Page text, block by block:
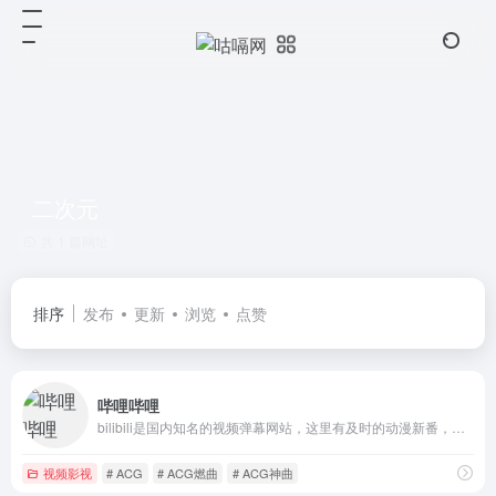
排序 发布 更新 浏览 点赞
哔哩哔哩
视频影视 # ACG # ACG燃曲 # ACG神曲